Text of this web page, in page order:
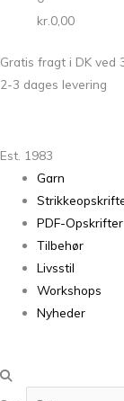
kr. 0,00
Gratis fragt i DK ved
2-3 dages levering
Est. 1983
Garn
PDF-Opskrifter
Tilbehør
Livsstil
Workshops
Nyheder